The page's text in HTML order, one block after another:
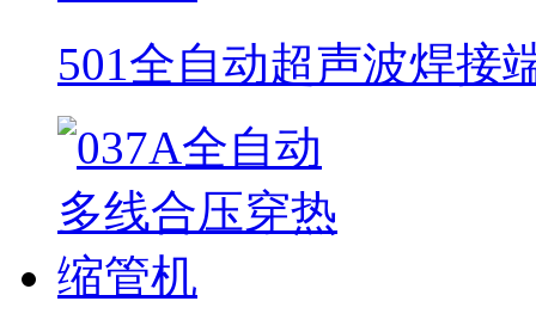
501全自动超声波焊接